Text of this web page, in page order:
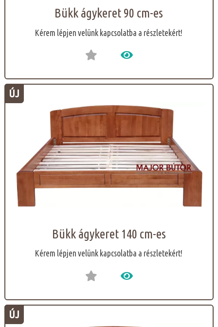
Bükk ágykeret 90 cm-es
Kérem lépjen velünk kapcsolatba a részletekért!
ÚJ
Bükk ágykeret 140 cm-es
Kérem lépjen velünk kapcsolatba a részletekért!
ÚJ